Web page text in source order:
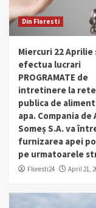
Din Floresti
Miercuri 22 Aprilie
efectua lucrari
PROGRAMATE de
intretinere la
publica de
apa. Compania de
Someș S.A. va
furnizarea apei
pe urmatoarele
Floresti24 April 21,